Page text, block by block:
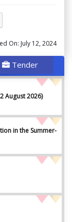
On: July 12, 2024
Tender
August 2026)
in the Summer-